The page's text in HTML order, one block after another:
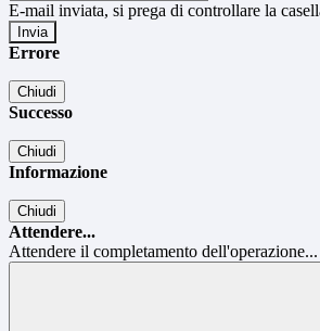
E-mail inviata, si prega di controllare la
Errore
Chiudi
Successo
Chiudi
Informazione
Chiudi
Attendere...
Attendere il completamento dell'operazione...